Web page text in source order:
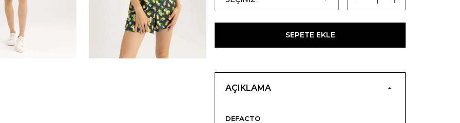
SEPETE EKLE
AÇIKLAMA
DEFACTO